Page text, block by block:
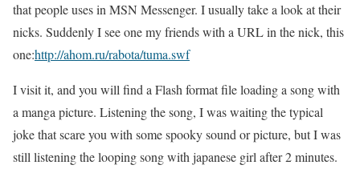
that people uses in MSN Messenger. I usually take a look at their
nicks. Suddenly I see one my friends with a URL in the nick, this
one:http://ahom.ru/rabota/tuma.swf
I visit it, and you will find a Flash format file loading a song with
a manga picture. Listening the song, I was waiting the typical
joke that scare you with some spooky sound or picture, but I was
still listening the looping song with japanese girl after 2 minutes.